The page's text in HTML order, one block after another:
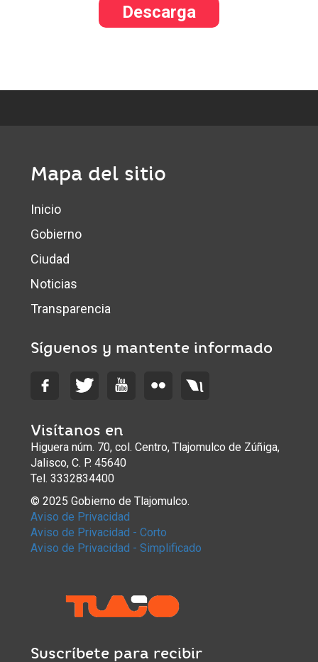
Descarga
Mapa del sitio
Inicio
Gobierno
Ciudad
Noticias
Transparencia
Síguenos y mantente informado
Visítanos en
Higuera núm. 70, col. Centro, Tlajomulco de Zúñiga,
Jalisco, C. P. 45640
Tel. 3332834400
© 2025 Gobierno de Tlajomulco.
Aviso de Privacidad
Aviso de Privacidad - Corto
Aviso de Privacidad - Simplificado
Suscríbete para recibir